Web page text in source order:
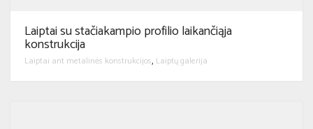
Laiptai su stačiakampio profilio laikančiąja
konstrukcija
Laiptai ant metalinės konstrukcijos, Laiptų galerija